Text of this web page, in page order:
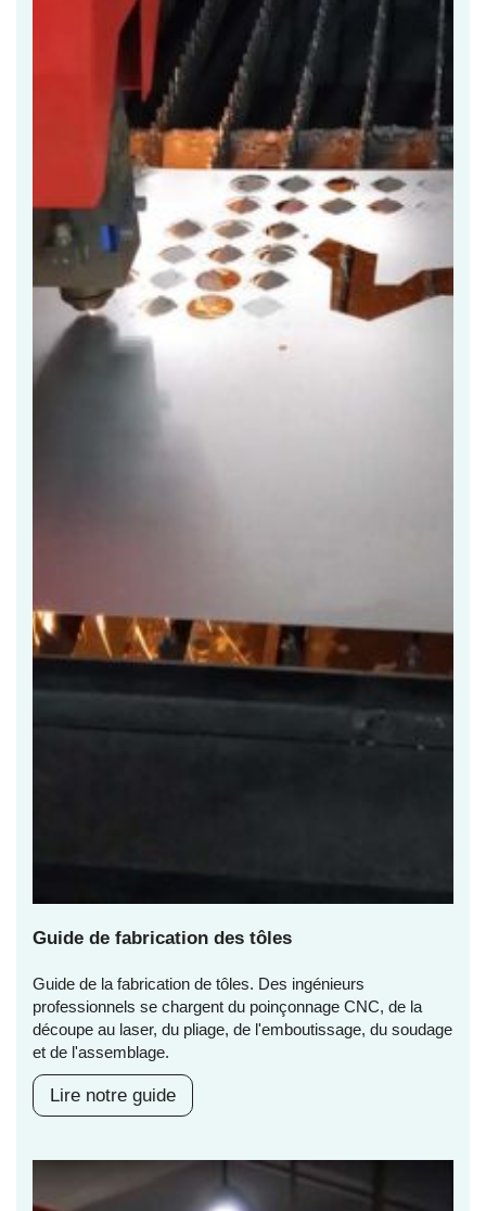
Guide de fabrication des tôles
Guide de la fabrication de tôles. Des ingénieurs
professionnels se chargent du poinçonnage CNC, de la
découpe au laser, du pliage, de l'emboutissage, du soudage
et de l'assemblage.
Lire notre guide